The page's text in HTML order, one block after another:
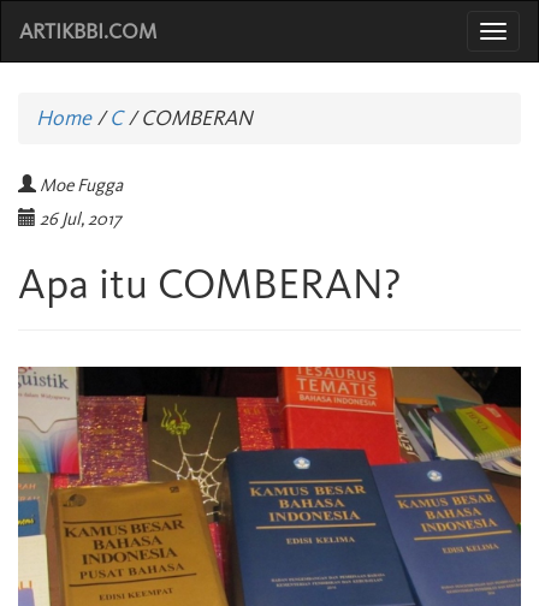
ARTIKBBI.COM
Home/C /COMBERAN
Moe Fugga
26 Jul, 2017
Apa itu COMBERAN?